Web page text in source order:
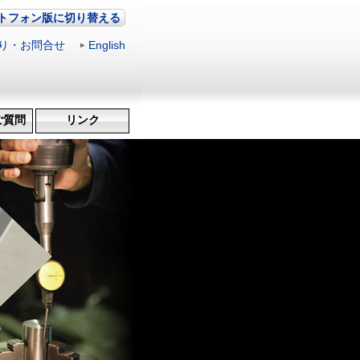
フォン版に切り替える
・お問合せ English
問 リンク